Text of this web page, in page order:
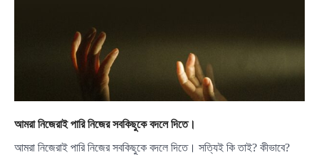
আমরা নিজেরাই পারি নিজের সবকিছুকে বদলে দিতে।
আমরা নিজেরাই পারি নিজের সবকিছুকে বদলে দিতে। সত্যিই কি তাই? কীভাবে?